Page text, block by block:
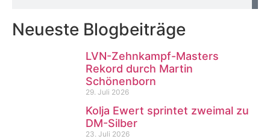
Neueste Blogbeiträge
LVN-Zehnkampf-Masters
Rekord durch Martin
Schönenborn
29. Juli 2026
Kolja Ewert sprintet zweimal zu
DM-Silber
23. Juli 2026